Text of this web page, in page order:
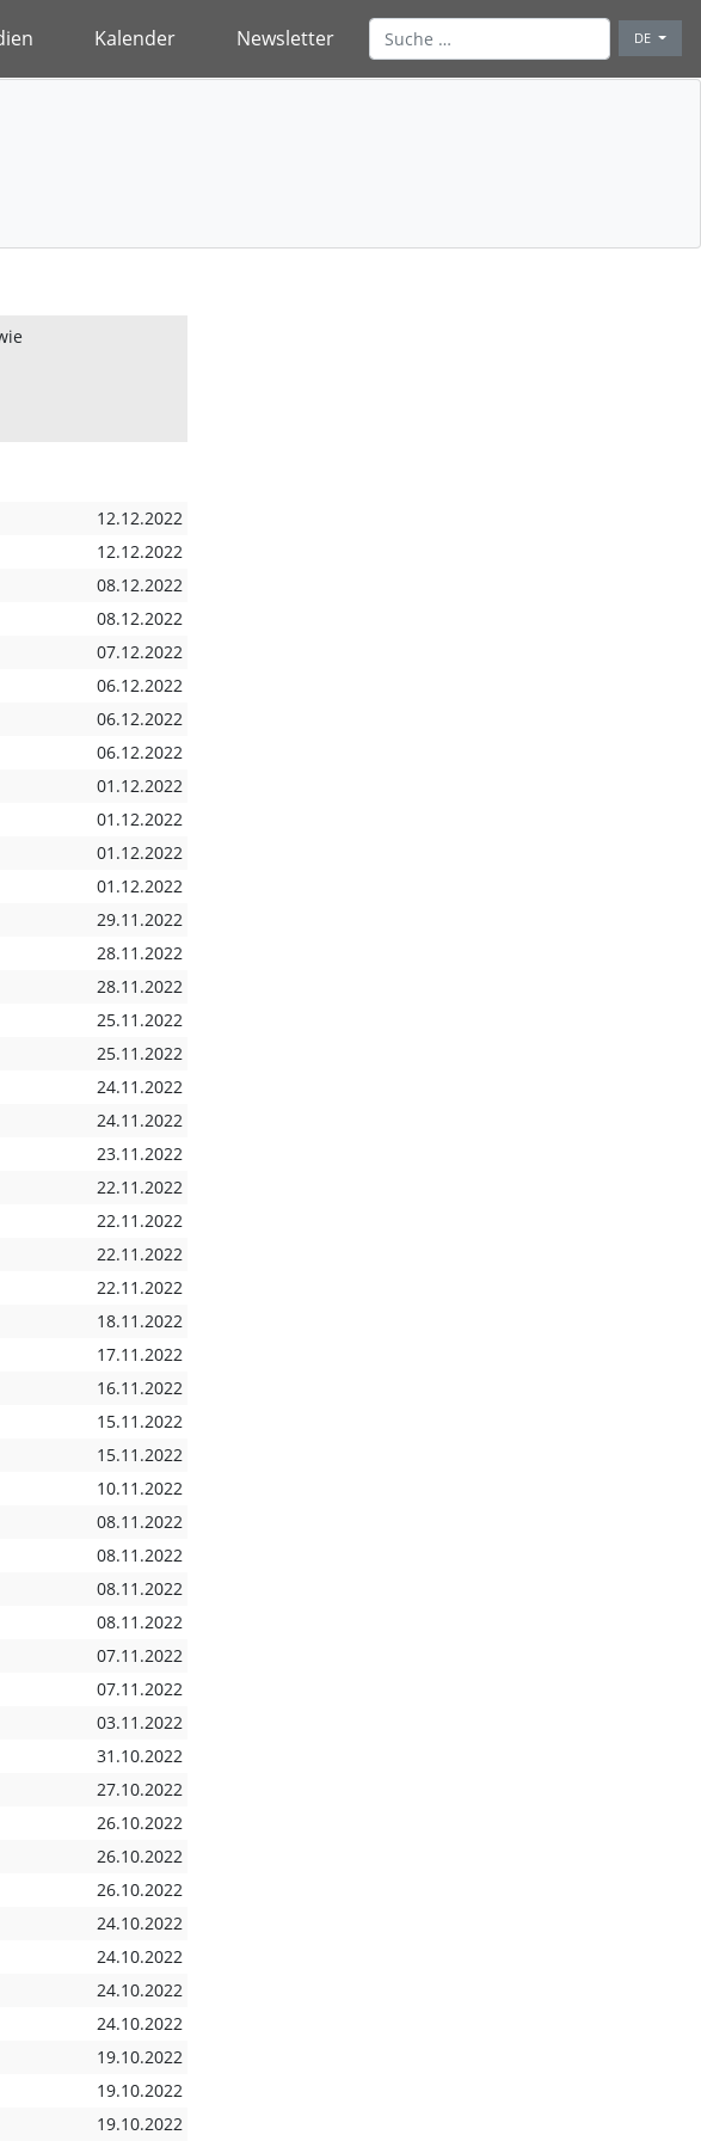
Kalender Newsletter DE
12.12.2022
12.12.2022
08.12.2022
08.12.2022
07.12.2022
06.12.2022
06.12.2022
06.12.2022
01.12.2022
01.12.2022
01.12.2022
01.12.2022
29.11.2022
28.11.2022
28.11.2022
25.11.2022
25.11.2022
24.11.2022
24.11.2022
23.11.2022
22.11.2022
22.11.2022
22.11.2022
22.11.2022
18.11.2022
17.11.2022
16.11.2022
15.11.2022
15.11.2022
10.11.2022
08.11.2022
08.11.2022
08.11.2022
08.11.2022
07.11.2022
07.11.2022
03.11.2022
31.10.2022
27.10.2022
26.10.2022
26.10.2022
26.10.2022
24.10.2022
24.10.2022
24.10.2022
24.10.2022
19.10.2022
19.10.2022
19.10.2022